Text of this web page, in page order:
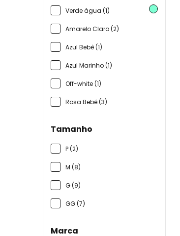
Verde água (1)
Amarelo Claro (2)
Azul Bebê (1)
Azul Marinho (1)
Off-white (1)
Rosa Bebê (3)
Tamanho
P (2)
M (8)
G (9)
GG (7)
Marca